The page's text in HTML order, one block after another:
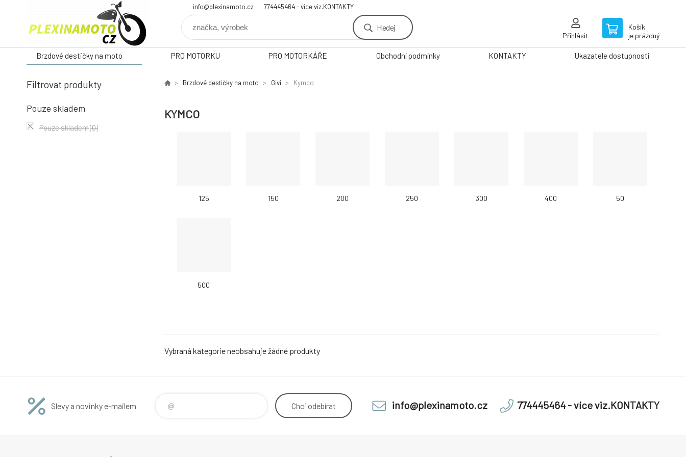
info@plexinamoto.cz 774445464 - více viz.KONTAKTY
Hledej
Přihlásit
Košík
je prázdný
Brzdové destičky na moto PRO MOTORKU PRO MOTORKÁŘE Obchodní podmínky KONTAKTY Ukazatele dostupnosti
Filtrovat produkty
Pouze skladem
Pouze skladem(0)
Brzdové destičky na moto Givi Kymco
KYMCO
125 150 200 250 300 400 50
500
Vybraná kategorie neobsahuje žádné produkty
Slevy a novinky e-mailem Chci odebírat info@plexinamoto.cz 774445464 - více viz.KONTAKTY